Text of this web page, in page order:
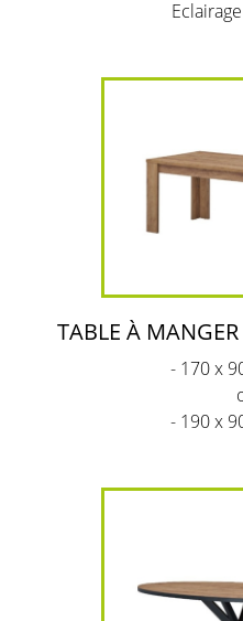
TABLE À
- 170 x
- 190 x